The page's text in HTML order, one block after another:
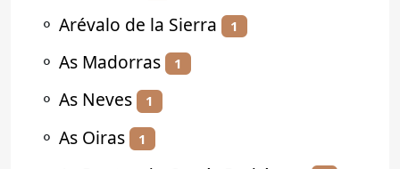
⚬ Arévalo de la Sierra 1
⚬ As Madorras 1
⚬ As Neves 1
⚬ As Oiras 1